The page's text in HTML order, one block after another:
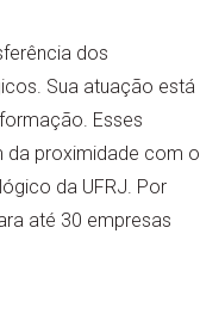
dos
Sua atuação está
Esses
da proximidade com o
da UFRJ. Por
até 30 empresas